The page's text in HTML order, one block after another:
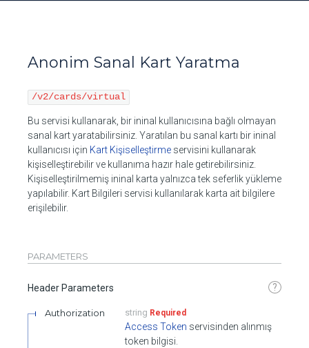
Anonim Sanal Kart Yaratma
/v2/cards/virtual
Bu servisi kullanarak, bir ininal kullanıcısına bağlı olmayan
sanal kart yaratabilirsiniz. Yaratılan bu sanal kartı bir ininal
kullanıcısı için Kart Kişiselleştirme servisini kullanarak
kişiselleştirebilir ve kullanıma hazır hale getirebilirsiniz.
Kişiselleştirilmemiş ininal karta yalnızca tek seferlik yükleme
yapılabilir. Kart Bilgileri servisi kullanılarak karta ait bilgilere
erişilebilir.
PARAMETERS
Header Parameters ?
Authorization string Required
Access Token servisinden alınmış
token bilgisi.